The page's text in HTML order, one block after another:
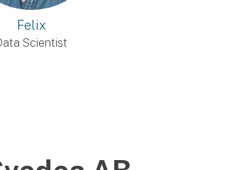
Felix
Scientist